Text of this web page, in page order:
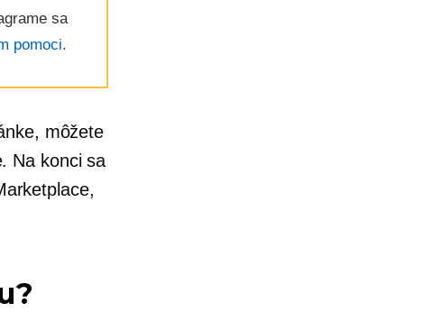
sa
pomoci.
môžete
Na konci sa